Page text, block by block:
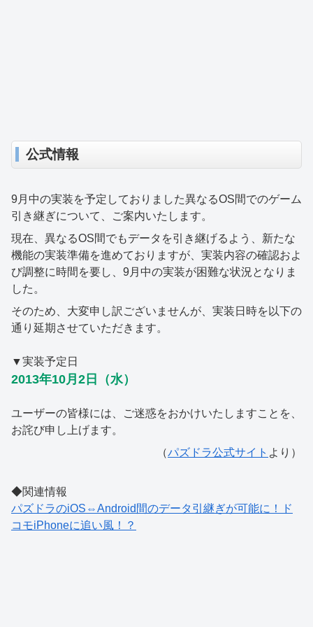
公式情報
9月中の実装を予定しておりました異なるOS間でのゲーム
引き継ぎについて、ご案内いたします。
現在、異なるOS間でもデータを引き継げるよう、新たな
機能の実装準備を進めておりますが、実装内容の確認およ
び調整に時間を要し、9月中の実装が困難な状況となりま
した。
そのため、大変申し訳ございませんが、実装日時を以下の
通り延期させていただきます。
▼実装予定日
2013年10月2日（水）
ユーザーの皆様には、ご迷惑をおかけいたしますことを、
お詫び申し上げます。
（パズドラ公式サイト より）
◆関連情報
パズドラのiOS⇔Android間のデータ引継ぎが可能に！ド
コモiPhoneに追い風！？